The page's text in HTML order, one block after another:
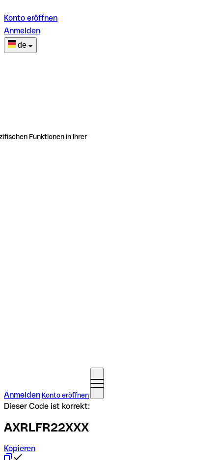
Konto eröffnen
Anmelden
de
Funktionen in Ihrer
Anmelden Konto eröffnen
Dieser Code ist korrekt:
AXRLFR22XXX
Kopieren